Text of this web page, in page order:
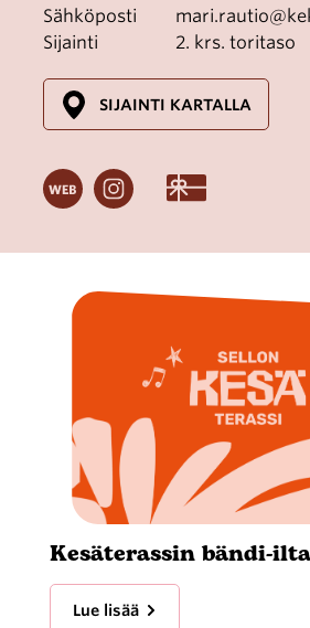
Sähköposti
Sijainti
2. krs. toritaso
SIJAINTI KARTALLA
Kesäterassin bändi-
Lue lisää